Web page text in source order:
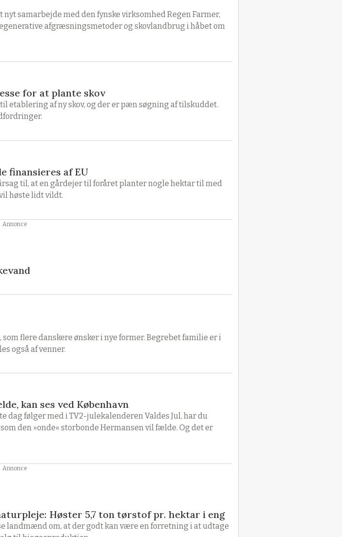
samarbejde med den fynske virksomhed Regen Farmer,
afgræsningsmetoder og skovlandbrug i håbet om
for at plante skov
etablering af ny skov, og der er pæn søgning af tilskuddet.
finansieres af EU
til, at en gårdejer til foråret planter nogle hektar til med
høste lidt vildt.
Annonce
flere danskere ønsker i nye former. Begrebet familie er i
også af venner.
kan ses ved København
dag følger med i TV2-julekalenderen Valdes Jul, har du
den »onde« storbonde Hermansen vil fælde. Og det er
Annonce
Høster 5,7 ton tørstof pr. hektar i eng
landmænd om, at der godt kan være en forretning i at udtage